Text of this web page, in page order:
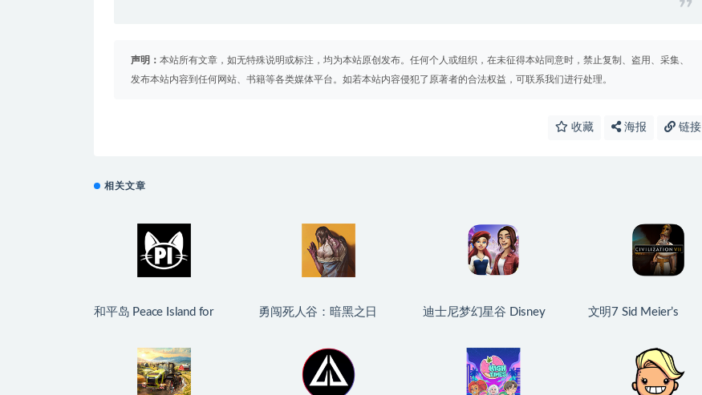
声明： 本站所有文章，如无特殊说明或标注，均为本站原创发布。任何个人或组织，在未征得本站同意时，禁止复制、盗用、采集、
发布本站内容到任何网站、书籍等各类媒体平台。如若本站内容侵犯了原著者的合法权益，可联系我们进行处理。
收藏 海报 链接
相关文章
和平岛 Peace Island for
勇闯死人谷：暗黑之日
迪士尼梦幻星谷 Disney
文明7 Sid Meier’s